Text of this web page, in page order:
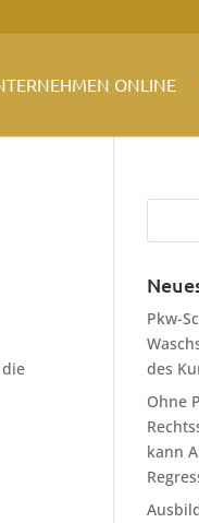
ONLINE
Pkw-
des
Ohne
kann